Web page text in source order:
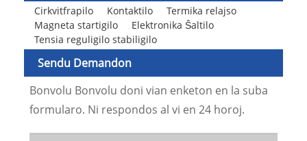
Cirkvitfrapilo
Kontaktilo
Termika relajso
Magneta startigilo
Elektronika Ŝaltilo
Tensia reguligilo stabiligilo
Sendu Demandon
Bonvolu Bonvolu doni vian enketon en la suba
formularo. Ni respondos al vi en 24 horoj.